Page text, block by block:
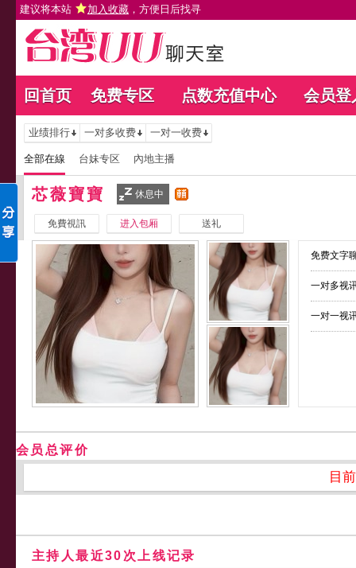
建议将本站 加入收藏 ，方便日后找寻
回首页 免费专区 点数充值中心 会员登
业绩排行 一对多收费 一对一收费
全部在線 台妹专区 內地主播
芯薇寶寶 休息中
免費視訊 进入包厢 送礼
免费文字
一对多视
一对一视
会员总评价
目
主持人最近30次上线记录